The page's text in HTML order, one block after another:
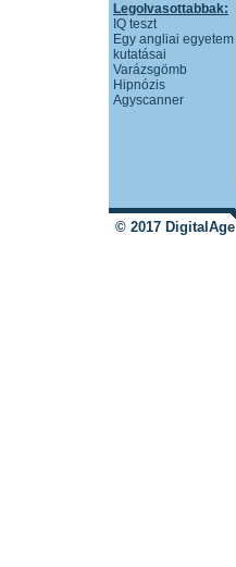
Legolvasottabbak:
IQ teszt
Egy angliai egyetem
kutatásai
Varázsgömb
Hipnózis
Agyscanner
© 2017 DigitalAge